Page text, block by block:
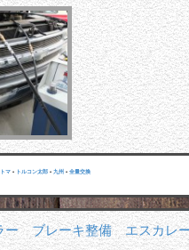
マ • トルコン太郎 • 九州 • 全量交換
ー ブレーキ整備 エスカレ